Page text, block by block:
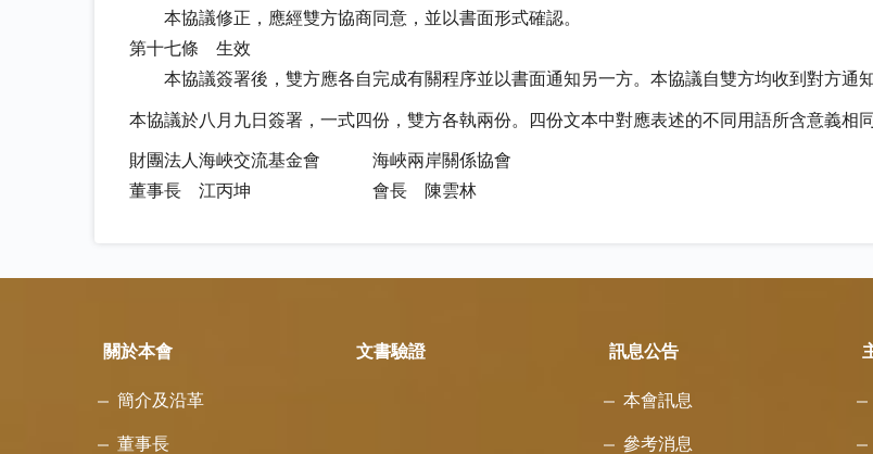
本協議修正，應經雙方協商同意，並以書面形式確認。
第十七條 生效
本協議簽署後，雙方應各自完成有關程序並以書面通知另一方。本協議自雙方均收到對方通知
本協議於八月九日簽署，一式四份，雙方各執兩份。四份文本中對應表述的不同用語所含意義相
財團法人海峽交流基金會 海峽兩岸關係協會
董事長 江丙坤 會長 陳雲林
關於本會
簡介及沿革
董事長
文書驗證 訊息公告
本會訊息
參考消息